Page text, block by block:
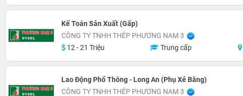
Kế Toán Sản Xuất (Gấp)
CÔNG TY TNHH THÉP PHƯƠNG NAM 3
12 - 21 Triệu
Trung cấp
Lao Động Phổ Thông - Long An (Phụ Xẻ Băng)
CÔNG TY TNHH THÉP PHƯƠNG NAM 3